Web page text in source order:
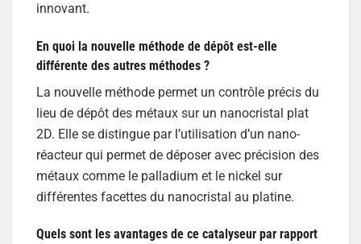
innovant.
En quoi la nouvelle méthode de dépôt est-elle
différente des autres méthodes ?
La nouvelle méthode permet un contrôle précis du
lieu de dépôt des métaux sur un nanocristal plat
2D. Elle se distingue par l’utilisation d’un nano-
réacteur qui permet de déposer avec précision des
métaux comme le palladium et le nickel sur
différentes facettes du nanocristal au platine.
Quels sont les avantages de ce catalyseur par rapport